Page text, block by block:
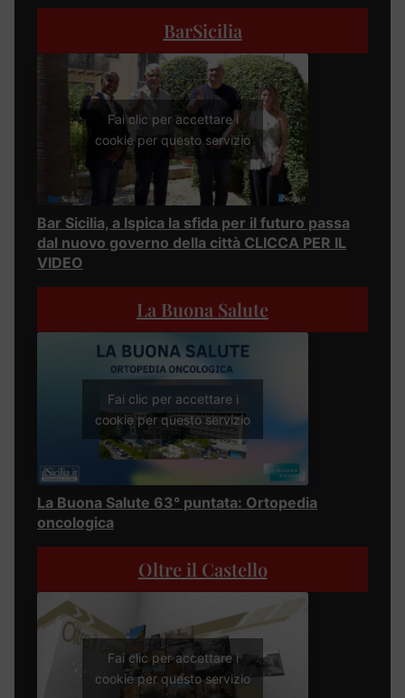
BarSicilia
Fai clic per accettare i
cookie per questo servizio
Bar Sicilia, a Ispica la sfida per il futuro passa
dal nuovo governo della città CLICCA PER IL
VIDEO
La Buona Salute
Fai clic per accettare i
cookie per questo servizio
La Buona Salute 63° puntata: Ortopedia
oncologica
Oltre il Castello
Fai clic per accettare i
cookie per questo servizio